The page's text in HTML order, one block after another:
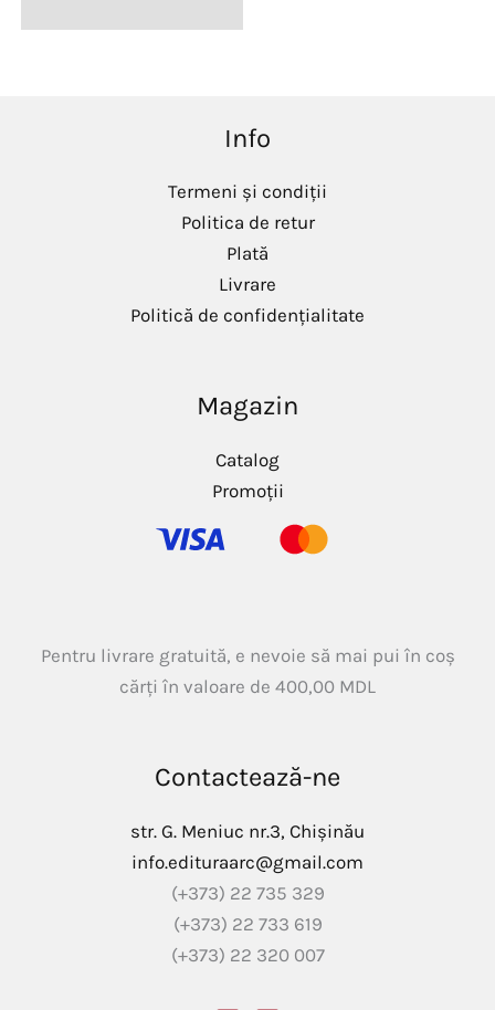
Info
Termeni și condiții
Politica de retur
Plată
Livrare
Politică de confidențialitate
Magazin
Catalog
Promoții
Pentru livrare gratuită, e nevoie să mai pui în coș
cărți în valoare de 400,00 MDL
Contactează-ne
str. G. Meniuc nr.3, Chișinău
info.edituraarc@gmail.com
(+373) 22 735 329
(+373) 22 733 619
(+373) 22 320 007